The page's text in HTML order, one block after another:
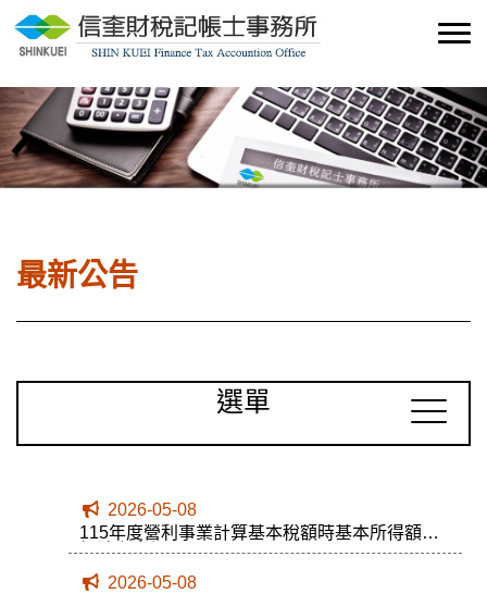
最新公告
選單
2026-05-08
115年度營利事業計算基本稅額時基本所得額應
扣除之金額
2026-05-08